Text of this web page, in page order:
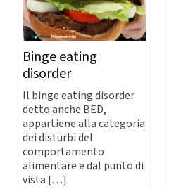
Binge eating
disorder
Il binge eating disorder
detto anche BED,
appartiene alla categoria
dei disturbi del
comportamento
alimentare e dal punto di
vista […]